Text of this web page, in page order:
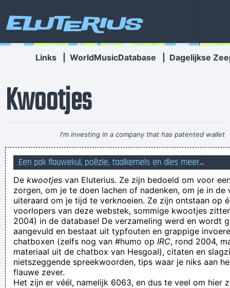
Eluterius
Links WorldMusicDatabase Dagelijkse
Kwootjes
I'm investing in a company that has patented wallet
technology that will deodorize currency That way people won
´ t have to deal with money that smells funny~ Moby
als je geen ondergoed draagt dan schuurt je eikel over je
broek
Ons Sarah heeft ´n nieuw lief. Tellefonnééére da die doe!
Partagez cette patatte pour aucune raison valable
Ofwel wurdt hie gebösseld, ofwel wurdt hie NIE
GEZIEVERD!!!!
Een pak flauwekul, poëzie, taalkemels en dies meer...
De kwootjes van Eluterius. Ze zijn bedoeld om voor
zorgen, om je te doen lachen of nadenken, om je in de
uiteraard om je tijd te verknoeien. Ze zijn ontstaan op
voorlopers van deze webstek, sommige kwootjes
2004) in de database! De verzameling werd en wordt
aangevuld en bestaat uit typfouten en grappige
chatboxen (zelfs nog van #humo op IRC, rond 2004,
materiaal uit de chatbox van Hesgoal), citaten en
nietszeggende spreekwoorden, tips waar je niks aan
flauwe zever.
Het zijn er véél, namelijk 6063, en dus te veel om hier